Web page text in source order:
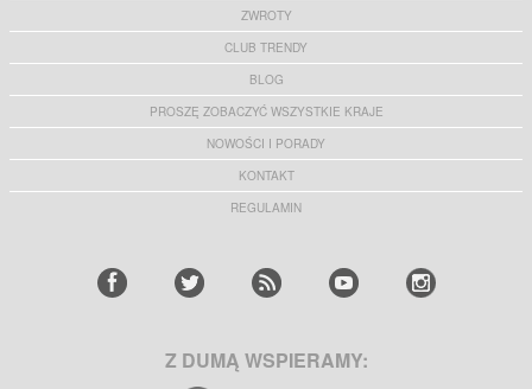
ZWROTY
CLUB TRENDY
BLOG
PROSZĘ ZOBACZYĆ WSZYSTKIE KRAJE
NOWOŚCI I PORADY
KONTAKT
REGULAMIN
Z DUMĄ WSPIERAMY: